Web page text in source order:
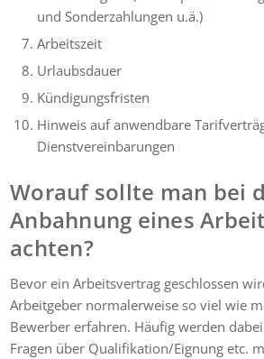
und Sonderzahlungen u.ä.)
Arbeitszeit
Urlaubsdauer
Kündigungsfristen
Hinweis auf anwendbare
Dienstvereinbarungen
Worauf sollte man bei
Anbahnung eines
achten?
Bevor ein Arbeitsvertrag geschlossen
Arbeitgeber normalerweise so viel wie
Bewerber erfahren. Häufig werden
Fragen über Qualifikation/Eignung etc.